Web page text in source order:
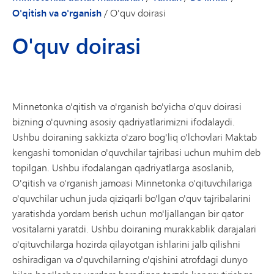
O'qitish va o'rganish/O'quv doirasi
O'quv doirasi
Minnetonka o'qitish va o'rganish bo'yicha o'quv doirasi
bizning o'quvning asosiy qadriyatlarimizni ifodalaydi.
Ushbu doiraning sakkizta o'zaro bog'liq o'lchovlari Maktab
kengashi tomonidan o'quvchilar tajribasi uchun muhim deb
topilgan. Ushbu ifodalangan qadriyatlarga asoslanib,
O'qitish va o'rganish jamoasi Minnetonka o'qituvchilariga
o'quvchilar uchun juda qiziqarli bo'lgan o'quv tajribalarini
yaratishda yordam berish uchun mo'ljallangan bir qator
vositalarni yaratdi. Ushbu doiraning murakkablik darajalari
o'qituvchilarga hozirda qilayotgan ishlarini jalb qilishni
oshiradigan va o'quvchilarning o'qishini atrofdagi dunyo